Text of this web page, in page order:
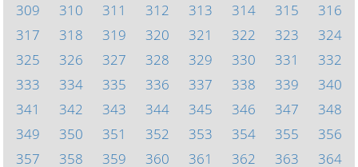
309
310 311 312 313 314 315
316
317
318 319 320 321 322 323
324
325
326 327 328 329 330 331
332
333
334 335 336 337 338 339
340
341
342 343 344 345 346 347
348
349
350 351 352 353 354 355
356
357
358 359 360 361 362 363
364